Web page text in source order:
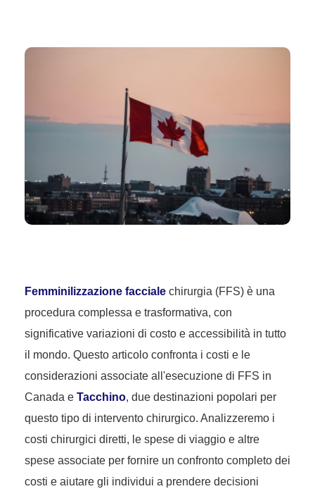
Femminilizzazione facciale chirurgia (FFS) è una
procedura complessa e trasformativa, con
significative variazioni di costo e accessibilità in tutto
il mondo. Questo articolo confronta i costi e le
considerazioni associate all'esecuzione di FFS in
Canada e Tacchino, due destinazioni popolari per
questo tipo di intervento chirurgico. Analizzeremo i
costi chirurgici diretti, le spese di viaggio e altre
spese associate per fornire un confronto completo dei
costi e aiutare gli individui a prendere decisioni